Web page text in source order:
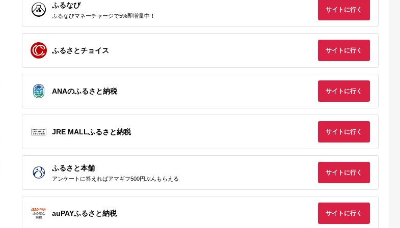
出典：ふるラボ
まして松尾です 巾着
サイズ：約
出典：ふるさとチョイ
ウォーマー (ロング)
あったか ブラック
出典：auPAYふるさと納
バブリーキッチンシャ
ワー [No.715] ／ マイ
クロナノバブル（ファ
インバブル） 洗浄 保
H6-135 濃州正宗作
テンレス和包丁 刺身
包丁 210mm
ふるなび
ふるなびマネーチャージで5%即増量中！
サイトに行く
ふるさとチョイス サイトに行く
ANAのふるさと納税 サイトに行く
JRE MALLふるさと納税 サイトに行く
ふるさと本舗
アンケートに答えればアマギフ500円ぶんもらえる
サイトに行く
auPAYふるさと納税 サイトに行く